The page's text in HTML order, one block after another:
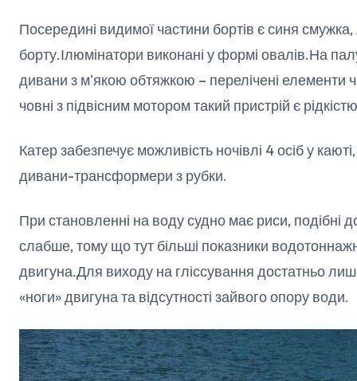
Посередині видимої частини бортів є синя
борту.Ілюмінатори виконані у формі овалів.На
дивани з м'якою обтяжкою – перелічені елементи
човні з підвісним мотором такий пристрій є
Катер забезпечує можливість ночівлі 4 осіб у
дивани-трансформери з рубки.
При становленні на воду судно має риси, подібні
слабше, тому що тут більші показники
двигуна.Для виходу на гліссування достатньо
«ноги» двигуна та відсутності зайвого опору води.